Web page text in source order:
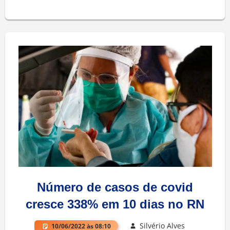
Número de casos de covid
cresce 338% em 10 dias no RN
10/06/2022 às 08:10 Silvério Alves